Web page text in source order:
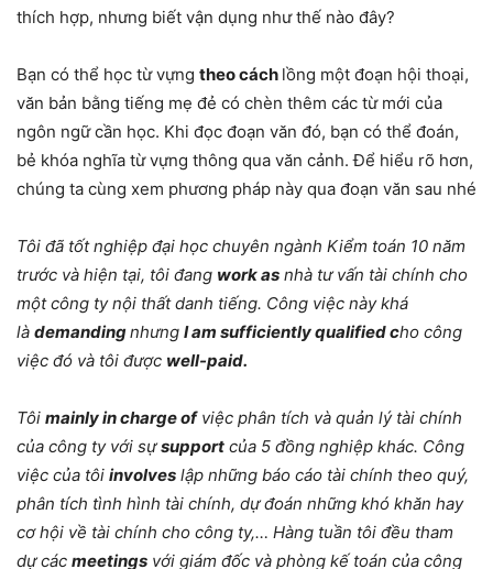
thích hợp, nhưng biết vận dụng như thế nào đây?
Bạn có thể học từ vựng theo cách lồng một đoạn hội thoại,
văn bản bằng tiếng mẹ đẻ có chèn thêm các từ mới của
ngôn ngữ cần học. Khi đọc đoạn văn đó, bạn có thể đoán,
bẻ khóa nghĩa từ vựng thông qua văn cảnh. Để hiểu rõ hơn,
chúng ta cùng xem phương pháp này qua đoạn văn sau nhé
Tôi đã tốt nghiệp đại học chuyên ngành Kiểm toán 10 năm
trước và hiện tại, tôi đang work as nhà tư vấn tài chính cho
một công ty nội thất danh tiếng. Công việc này khá
là demandingnhưng I am sufficiently qualified cho công
việc đó và tôi được well-paid.
Tôi mainly in charge ofviệc phân tích và quản lý tài chính
của công ty với sựsupport của 5 đồng nghiệp khác. Công
việc của tôi involves lập những báo cáo tài chính theo quý,
phân tích tình hình tài chính, dự đoán những khó khăn hay
cơ hội về tài chính cho công ty,… Hàng tuần tôi đều tham
dự các meetings với giám đốc và phòng kế toán của công